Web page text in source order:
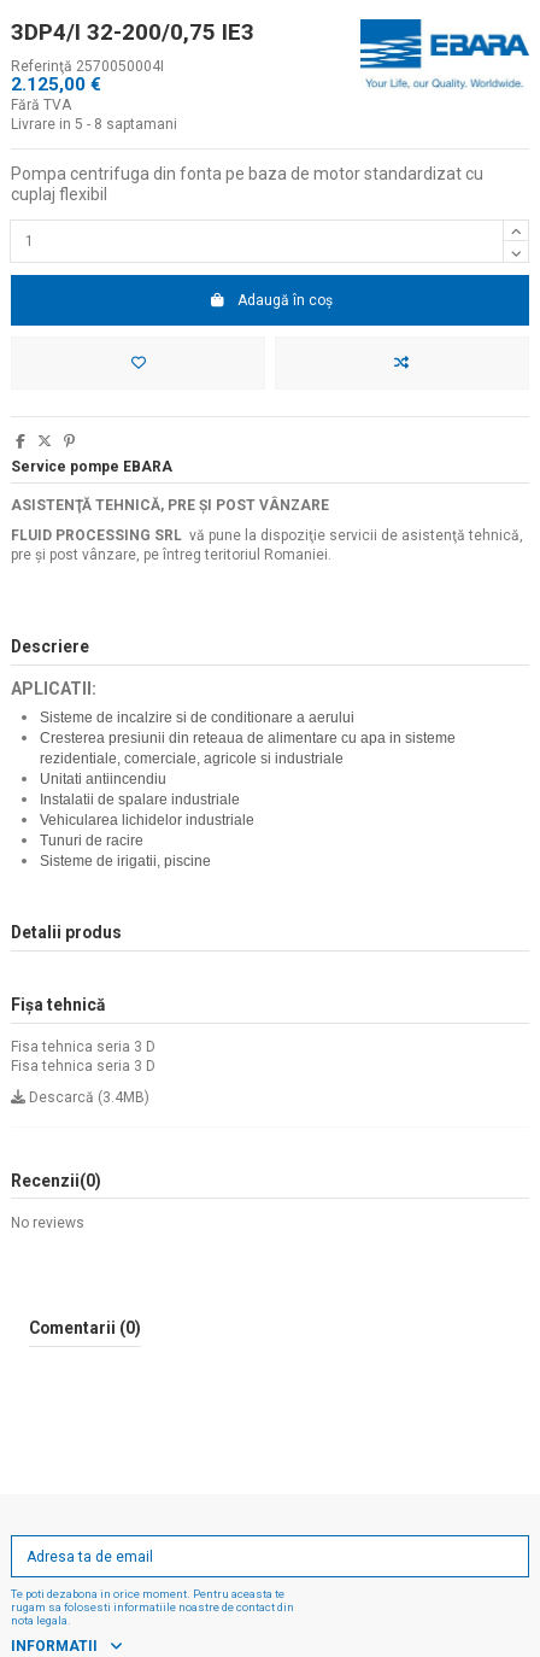
3DP4/I 32-200/0,75 IE3
Referinţă 2570050004I
2.125,00 €
Fără TVA
Livrare in 5 - 8 saptamani
Pompa centrifuga din fonta pe baza de motor standardizat cu
cuplaj flexibil
Adaugă în coș
Service pompe EBARA
ASISTENŢĂ TEHNICĂ, PRE ŞI POST VÂNZARE
FLUID PROCESSING SRL vă pune la dispoziţie servicii de asistenţă tehnică,
pre şi post vânzare, pe întreg teritoriul Romaniei.
Descriere
APLICATII:
Sisteme de incalzire si de conditionare a aerului
Cresterea presiunii din reteaua de alimentare cu apa in sisteme
rezidentiale, comerciale, agricole si industriale
Unitati antiincendiu
Instalatii de spalare industriale
Vehicularea lichidelor industriale
Tunuri de racire
Sisteme de irigatii, piscine
Detalii produs
Fișa tehnică
Fisa tehnica seria 3 D
Fisa tehnica seria 3 D
Descarcă (3.4MB)
Recenzii(0)
No reviews
Comentarii (0)
Te poti dezabona in orice moment. Pentru aceasta te
rugam sa folosesti informatiile noastre de contact din
nota legala.
INFORMATII